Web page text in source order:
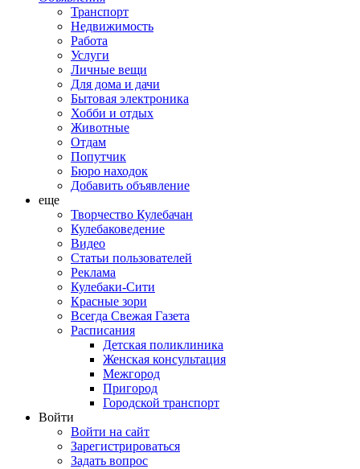
Транспорт
Недвижимость
Работа
Услуги
Личные вещи
Для дома и дачи
Бытовая электроника
Хобби и отдых
Животные
Отдам
Попутчик
Бюро находок
Добавить объявление
еще
Творчество Кулебачан
Кулебаковедение
Видео
Статьи пользователей
Реклама
Кулебаки-Сити
Красные зори
Всегда Свежая Газета
Расписания
Детская поликлиника
Женская консультация
Межгород
Пригород
Городской транспорт
Войти
Войти на сайт
Зарегистрироваться
Задать вопрос